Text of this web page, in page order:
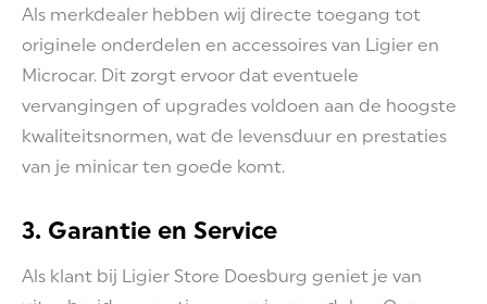
Als merkdealer hebben wij directe toegang tot
originele onderdelen en accessoires van Ligier en
Microcar. Dit zorgt ervoor dat eventuele
vervangingen of upgrades voldoen aan de hoogste
kwaliteitsnormen, wat de levensduur en prestaties
van je minicar ten goede komt.
3. Garantie en Service
Als klant bij Ligier Store Doesburg geniet je van